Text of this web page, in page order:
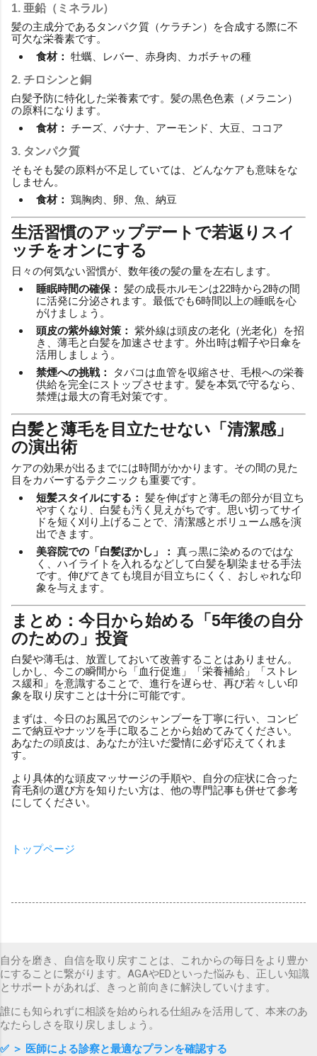
1. 亜鉛（ミネラル）
髪の主成分であるタンパク質（ケラチン）を合成する際に不
可欠な栄養素です。
食材： 牡蠣、レバー、赤身肉、カボチャの種
2. チロシンと銅
白髪予防に特化した栄養素です。髪の黒色色素（メラニン）
の原料になります。
食材： チーズ、バナナ、アーモンド、大豆、ココア
3. タンパク質
そもそも髪の原料が不足していては、どんなケアも意味をな
しません。
食材： 鶏胸肉、卵、魚、納豆
生活習慣のアップデートで若返りスイ
ッチをオンにする
日々の何気ない習慣が、数年後の髪の量を左右します。
睡眠時間の確保： 髪の成長ホルモンは22時から2時の間
に活発に分泌されます。最低でも6時間以上の睡眠を心
がけましょう。
頭皮の紫外線対策： 紫外線は頭皮の老化（光老化）を招
き、薄毛と白髪を加速させます。外出時は帽子や日傘を
活用しましょう。
禁煙への挑戦：
タバコは血管を収縮させ、毛根への栄養
供給を完全にストップさせます。髪を本気で守るなら、
禁煙は最大の育毛対策です。
白髪と薄毛を目立たせない「清潔感」
の演出術
ケアの効果が出るまでには時間がかかります。その間の見た
目をカバーするテクニックも重要です。
短髪スタイルにする： 髪を伸ばすと薄毛の部分が目立ち
やすくなり、白髪も汚く見えがちです。思い切ってサイ
ドを短く刈り上げることで、清潔感とボリューム感を演
出できます。
美容院での「白髪ぼかし」： 真っ黒に染めるのではな
く、ハイライトを入れるなどして白髪を馴染ませる手法
です。伸びてきても境目が目立ちにくく、おしゃれな印
象を与えます。
まとめ：今日から始める「5年後の自分
のための」投資
白髪や薄毛は、放置しておいて改善することはありません。
しかし、今この瞬間から「血行促進」「栄養補給」「ストレ
ス緩和」を意識することで、進行を遅らせ、再び若々しい印
象を取り戻すことは十分に可能です。
まずは、今日のお風呂でのシャンプーを丁寧に行い、コンビ
ニで納豆やナッツを手に取ることから始めてみてください。
あなたの頭皮は、あなたが注いだ愛情に必ず応えてくれま
す。
より具体的な頭皮マッサージの手順や、自分の症状に合った
育毛剤の選び方を知りたい方は、他の専門記事も併せて参考
にしてください。
トップページ
自分を磨き、自信を取り戻すことは、これからの毎日をより豊か
にすることに繋がります。AGAやEDといった悩みも、正しい知識
とサポートがあれば、きっと前向きに解決していけます。
誰にも知られずに相談を始められる仕組みを活用して、本来のあ
なたらしさを取り戻しましょう。
✅ ＞ 医師による診察と最適なプランを確認する